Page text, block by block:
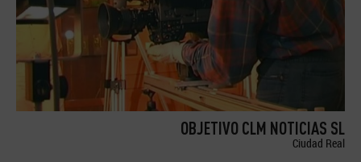
OBJETIVO CLM NOTICIAS SL
Ciudad Real